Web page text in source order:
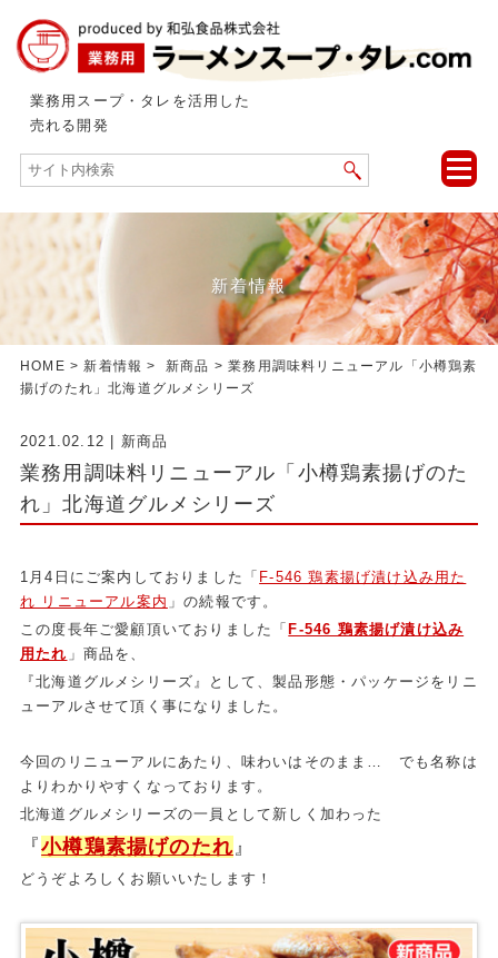
業務用スープ・タレを活用した
売れる開発
toggle
新着情報
HOME >新着情報 > 新商品 > 業務用調味料リニューアル「小樽鶏素
揚げのたれ」北海道グルメシリーズ
2021.02.12 | 新商品
業務用調味料リニューアル「小樽鶏素揚げのた
れ」北海道グルメシリーズ
1月4日にご案内しておりました「 F-546 鶏素揚げ漬け込み用た
れ リニューアル案内 」の続報です。
この度長年ご愛顧頂いておりました「F-546 鶏素揚げ漬け込み
用たれ 」商品を、
『北海道グルメシリーズ』として、製品形態・パッケージをリニ
ューアルさせて頂く事になりました。
今回のリニューアルにあたり、味わいはそのまま… でも名称は
よりわかりやすくなっております。
北海道グルメシリーズの一員として新しく加わった
『小樽鶏素揚げのたれ』
どうぞよろしくお願いいたします！